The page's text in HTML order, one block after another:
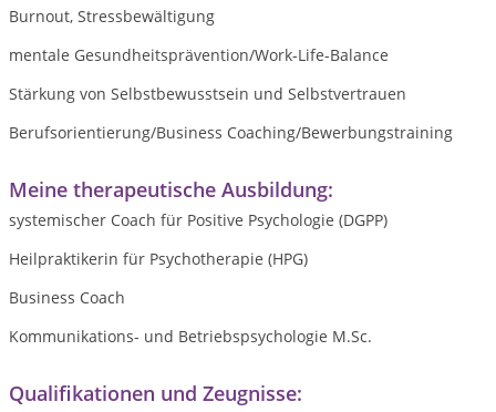
Burnout, Stressbewältigung
mentale Gesundheitsprävention/Work-Life-Balance
Stärkung von Selbstbewusstsein und Selbstvertrauen
Berufsorientierung/Business Coaching/Bewerbungstraining
Meine therapeutische Ausbildung:
systemischer Coach für Positive Psychologie (DGPP)
Heilpraktikerin für Psychotherapie (HPG)
Business Coach
Kommunikations- und Betriebspsychologie M.Sc.
Qualifikationen und Zeugnisse: